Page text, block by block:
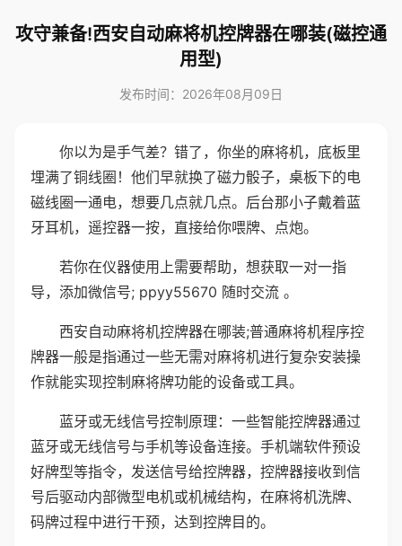
攻守兼备!西安自动麻将机控牌器在哪装(磁控通
用型)
发布时间：2026年08月09日
你以为是手气差？错了，你坐的麻将机，底板里
埋满了铜线圈！他们早就换了磁力骰子，桌板下的电
磁线圈一通电，想要几点就几点。后台那小子戴着蓝
牙耳机，遥控器一按，直接给你喂牌、点炮。
若你在仪器使用上需要帮助，想获取一对一指
导，添加微信号; ppyy55670 随时交流 。
西安自动麻将机控牌器在哪装;普通麻将机程序控
牌器一般是指通过一些无需对麻将机进行复杂安装操
作就能实现控制麻将牌功能的设备或工具。
蓝牙或无线信号控制原理：一些智能控牌器通过
蓝牙或无线信号与手机等设备连接。手机端软件预设
好牌型等指令，发送信号给控牌器，控牌器接收到信
号后驱动内部微型电机或机械结构，在麻将机洗牌、
码牌过程中进行干预，达到控牌目的。